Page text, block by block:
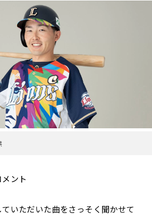
ント
いただいた曲をさっそく聞かせて